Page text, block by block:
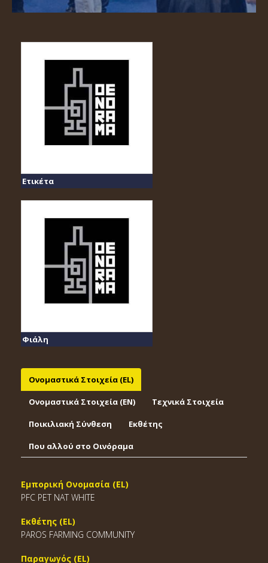
Ετικέτα
Φιάλη
Ονομαστικά Στοιχεία (EL)
Ονομαστικά Στοιχεία (EΝ) Τεχνικά Στοιχεία
Ποικιλιακή Σύνθεση Εκθέτης
Που αλλού στο Οινόραμα
Εμπορική Ονομασία (EL)
PFC PET NAT WHITE
Εκθέτης (EL)
PAROS FARMING COMMUNITY
Παραγωγός (EL)